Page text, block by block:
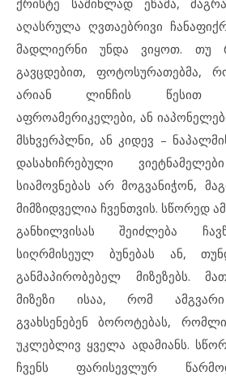
აღასრულა ღვთაებრივი
მადლიერნი უნდა ვიყოთ. თუ
გავცდებით, ფოტოსურათებმა,
არიან ლინჩის წესით
აფროამერიკელები, ან
მსხვერპლნი, ან კიდევ –
დასახიჩრებული
სიამოვნებას არ მოგვანიჭონ,
მიმზიდველია ჩვენთვის. სწორედ
განხილვისას შეიძლება
სიღრმისეულ ბუნებას ან,
განმაპირობებელ მიზეზებს.
მიზეზი ისაა, რომ ამგვარი
გვახსენებენ ბოროტებას,
უკლებლივ ყველა ადამიანს.
ჩვენს ფარისევლურ